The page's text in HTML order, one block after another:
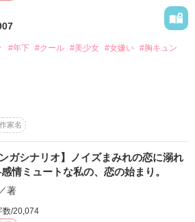
く俺を頼ってよ」
やがて極上のスイートな恋へと変わっ
#年下 #クール #美少女 #女嫌い #胸キュン
た唇
惑のマドンナは——
作家名
ンガシナリオ】ノイズまみれの恋に溺れ
情ミュートな私の、恋の始まり。
著
数/20,074